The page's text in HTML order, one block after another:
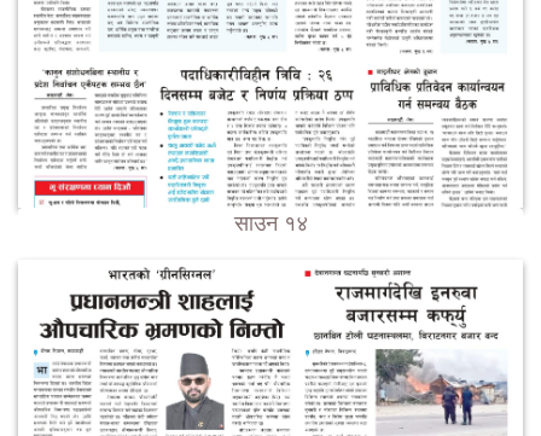
साउन १४